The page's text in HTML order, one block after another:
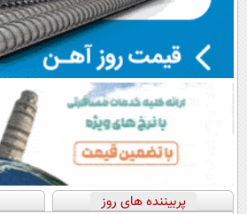
پربیننده های روز